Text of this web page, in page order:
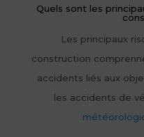
Quels sont les
Les principaux
construction
accidents liés aux
les accidents de